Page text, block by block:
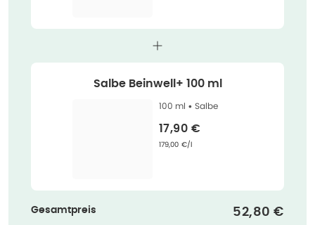
Salbe Beinwell+ 100 ml
100 ml • Salbe
Verkaufspreis
17,90 €
Grundpreis
179,00 €/l
Gesamtpreis 52,80 €